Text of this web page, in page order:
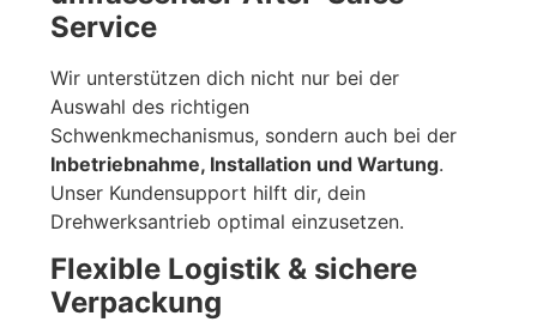
Service
Wir unterstützen dich nicht nur bei der
Auswahl des richtigen
Schwenkmechanismus, sondern auch bei der
Inbetriebnahme, Installation und Wartung.
Unser Kundensupport hilft dir, dein
Drehwerksantrieb optimal einzusetzen.
Flexible Logistik & sichere
Verpackung